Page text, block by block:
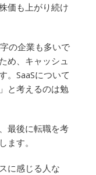
価も上がり続け
の企業も多いで
め、キャッシュ
。SaaSについて
と考えるのは勉
最後に転職を考
ます。
に感じる人な